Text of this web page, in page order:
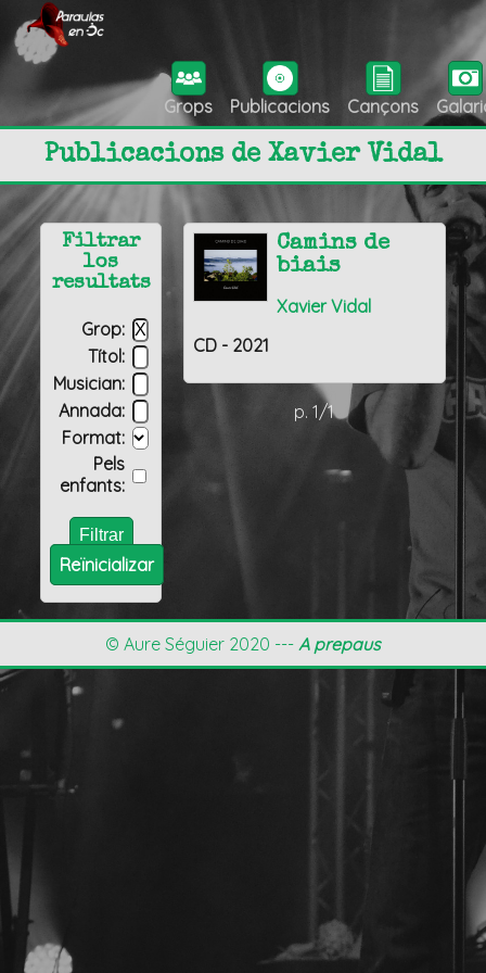
Grops Publicacions Cançons
Publicacions de Xavier Vidal
Camins de
biais
Xavier Vidal
CD - 2021
p. 1/1
Filtrar
los
resultats
Grop:
Títol:
Musician:
Annada:
Format:
Pels
enfants:
Reïnicializar
© Aure Séguier 2020 --- A prepaus